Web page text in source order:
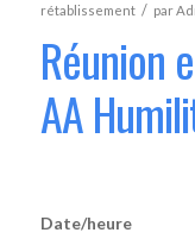
rétablissement / par
Réunion
AA
Date/heure